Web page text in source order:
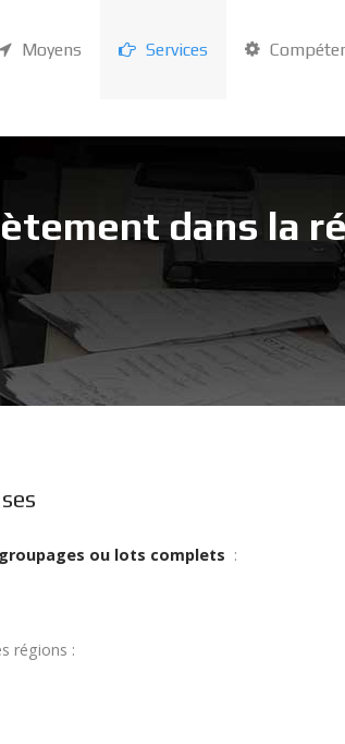
Moyens Services
dans la
ou lots complets :
régions :